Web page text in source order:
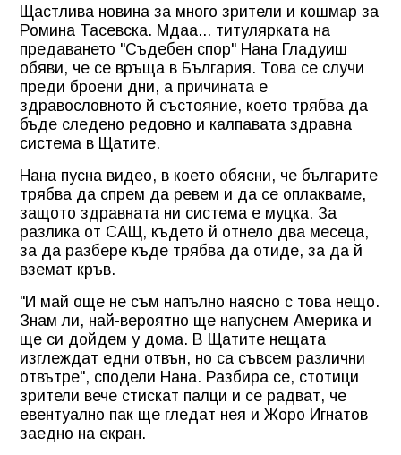
Щастлива новина за много зрители и кошмар за
Ромина Тасевска. Мдаа... титулярката на
предаването "Съдебен спор" Нана Гладуиш
обяви, че се връща в България. Това се случи
преди броени дни, а причината е
здравословното й състояние, което трябва да
бъде следено редовно и калпавата здравна
система в Щатите.
Нана пусна видео, в което обясни, че българите
трябва да спрем да ревем и да се оплакваме,
защото здравната ни система е муцка. За
разлика от САЩ, където й отнело два месеца,
за да разбере къде трябва да отиде, за да й
вземат кръв.
"И май още не съм напълно наясно с това нещо.
Знам ли, най-вероятно ще напуснем Америка и
ще си дойдем у дома. В Щатите нещата
изглеждат едни отвън, но са съвсем различни
отвътре", сподели Нана. Разбира се, стотици
зрители вече стискат палци и се радват, че
евентуално пак ще гледат нея и Жоро Игнатов
заедно на екран.